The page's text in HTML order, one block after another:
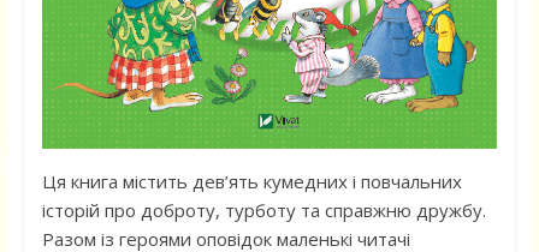
Ця книга містить дев’ять кумедних і повчальних
історій про доброту, турботу та справжню дружбу.
Разом із героями оповідок маленькі читачі